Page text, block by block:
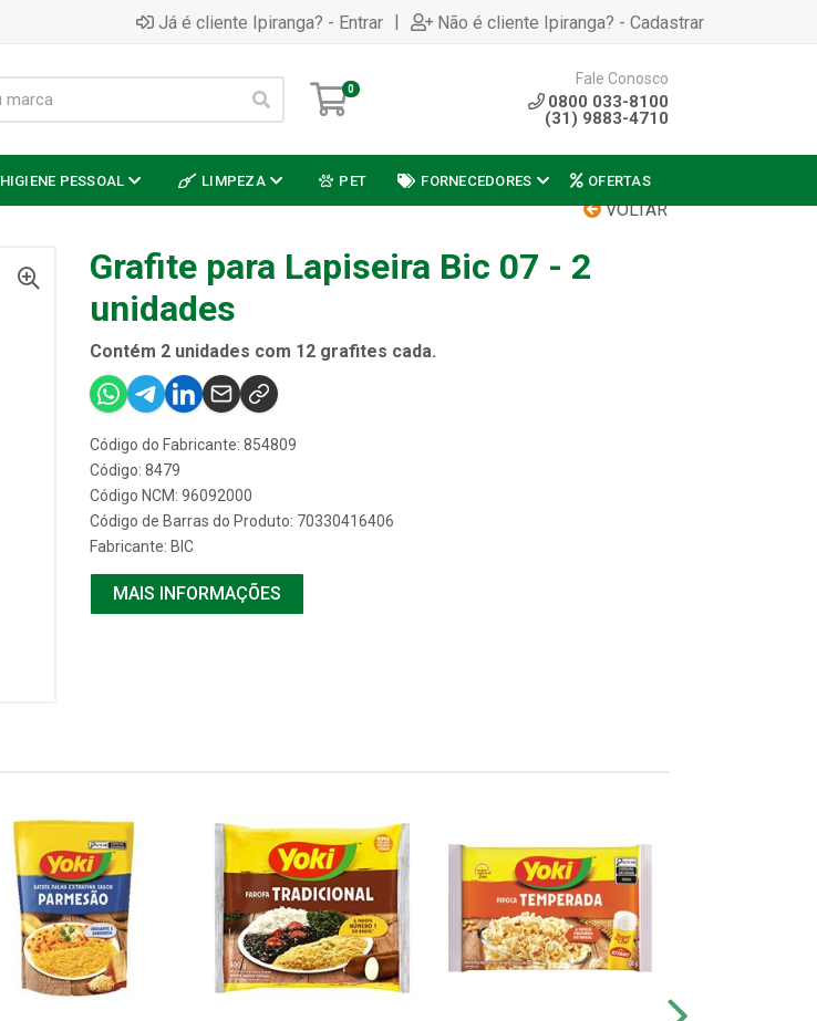
Já é cliente Ipiranga? - Entrar | Não é cliente Ipiranga? - Cadastrar
0
Fale Conosco
0800 033-8100
(31) 9883-4710
HIGIENE PESSOAL LIMPEZA PET FORNECEDORES OFERTAS
VOLTAR
Grafite para Lapiseira Bic 07 - 2
unidades
Contém 2 unidades com 12 grafites cada.
Código do Fabricante: 854809
Código: 8479
Código NCM: 96092000
Código de Barras do Produto: 70330416406
Fabricante: BIC
MAIS INFORMAÇÕES